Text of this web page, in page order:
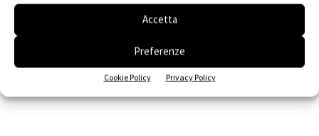
Accetta
Preferenze
Cookie Policy Privacy Policy